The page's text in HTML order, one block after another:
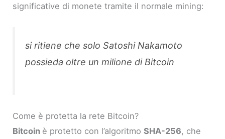
significative di monete tramite il normale mining:
si ritiene che solo Satoshi Nakamoto
possieda oltre un milione di Bitcoin
Come è protetta la rete Bitcoin?
Bitcoin è protetto con l’algoritmoSHA-256, che